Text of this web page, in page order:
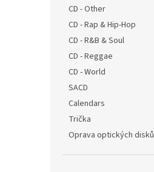
CD - Other
CD - Rap & Hip-Hop
CD - R&B & Soul
CD - Reggae
CD - World
SACD
Calendars
Trička
Oprava optických disků